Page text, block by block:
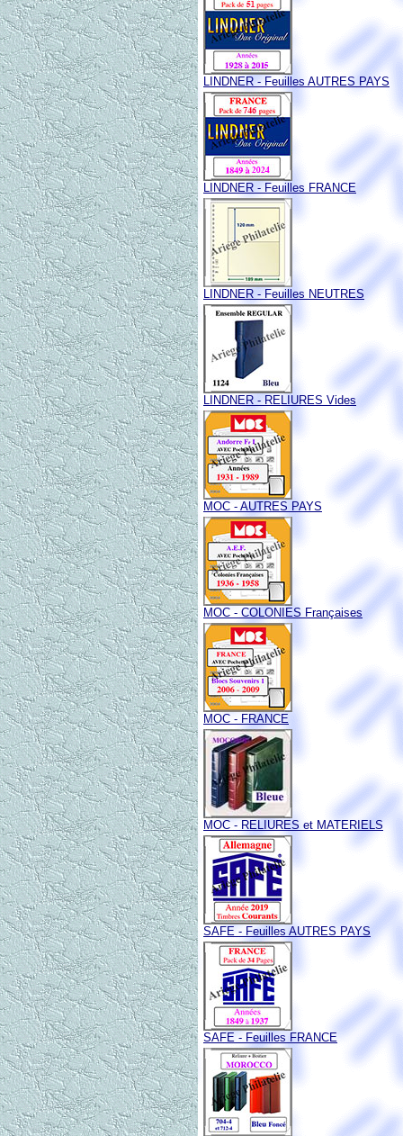
LINDNER - Feuilles AUTRES PAYS
LINDNER - Feuilles FRANCE
LINDNER - Feuilles NEUTRES
LINDNER - RELIURES Vides
MOC - AUTRES PAYS
MOC - COLONIES Françaises
MOC - FRANCE
MOC - RELIURES et MATERIELS
SAFE - Feuilles AUTRES PAYS
SAFE - Feuilles FRANCE